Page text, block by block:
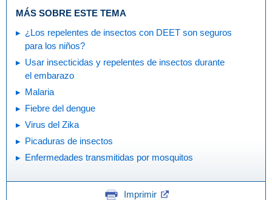
MÁS SOBRE ESTE TEMA
¿Los repelentes de insectos con DEET son seguros
para los niños?
Usar insecticidas y repelentes de insectos durante
el embarazo
Malaria
Fiebre del dengue
Virus del Zika
Picaduras de insectos
Enfermedades transmitidas por mosquitos
Imprimir